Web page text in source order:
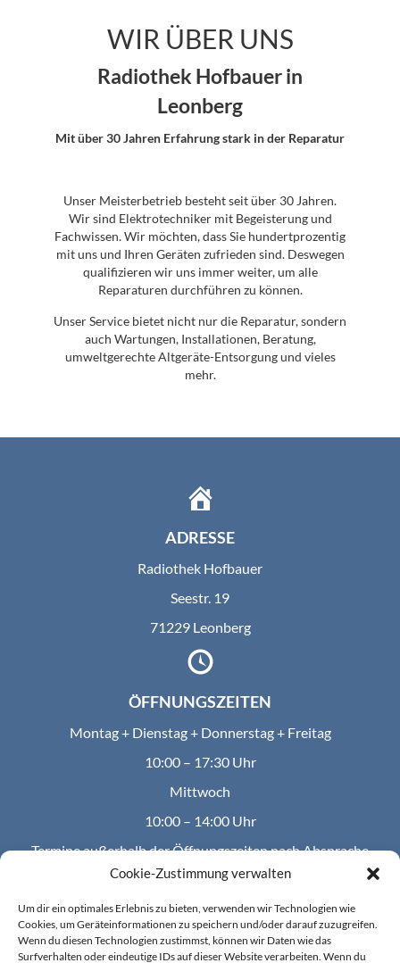
Cookie-Zustimmung verwalten
Um dir ein optimales Erlebnis zu bieten, verwenden wir Technologien wie
Cookies, um Geräteinformationen zu speichern und/oder darauf zuzugreifen.
Wenn du diesen Technologien zustimmst, können wir Daten wie das
Surfverhalten oder eindeutige IDs auf dieser Website verarbeiten. Wenn du
WIR ÜBER UNS
Radiothek Hofbauer in
Leonberg
Mit über 30 Jahren Erfahrung stark in der Reparatur
Unser Meisterbetrieb besteht seit über 30 Jahren.
Wir sind Elektrotechniker mit Begeisterung und
Fachwissen. Wir möchten, dass Sie hundertprozentig
mit uns und Ihren Geräten zufrieden sind. Deswegen
qualifizieren wir uns immer weiter, um alle
Reparaturen durchführen zu können.
Unser Service bietet nicht nur die Reparatur, sondern
auch Wartungen, Installationen, Beratung,
umweltgerechte Altgeräte-Entsorgung und vieles
mehr.
ADRESSE
Radiothek Hofbauer
Seestr. 19
71229 Leonberg
ÖFFNUNGSZEITEN
Montag + Dienstag + Donnerstag + Freitag
10:00 – 17:30 Uhr
Mittwoch
10:00 – 14:00 Uhr
Termine außerhalb der Öffnungszeiten nach Absprache
möglich.
KONTAKT